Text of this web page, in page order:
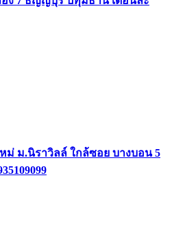
ม่ ม.นิราวิลล์ ใกล้ซอย บางบอน 5